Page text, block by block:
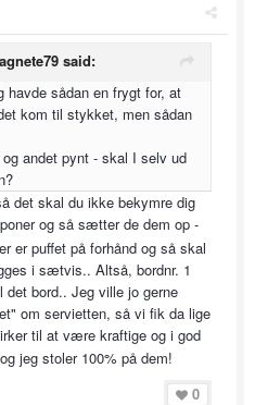
said:
havde sådan en frygt for, at
kom til stykket, men sådan
andet pynt - skal I selv ud
det skal du ikke bekymre dig
og så sætter de dem op -
er puffet på forhånd og så skal
i sætvis.. Altså, bordnr. 1
det bord.. Jeg ville jo gerne
om servietten, så vi fik da lige
til at være kraftige og i god
jeg stoler 100% på dem!
0